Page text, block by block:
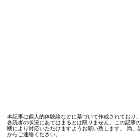
本記事は個人的体験談などに基づいて作成されており
各読者の状況にあてはまるとは限りません。この記事
断により対応いただけますようお願い致します。 尚
からご連絡ください。